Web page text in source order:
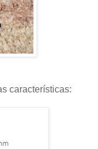
características: